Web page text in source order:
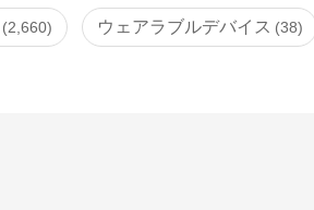
2,660 ウェアラブルデバイス 38